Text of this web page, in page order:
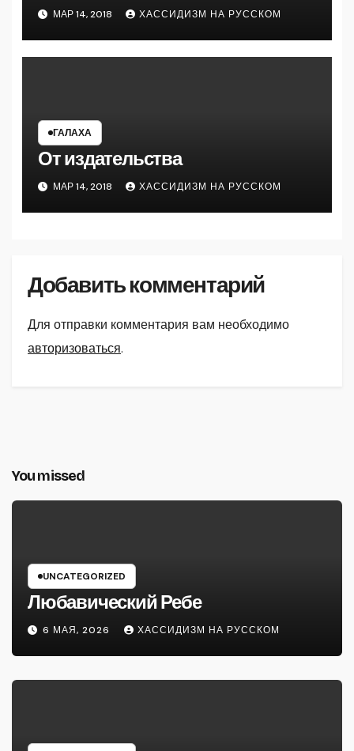
МАР 14, 2018 ХАССИДИЗМ НА РУССКОМ
ГАЛАХА
От издательства
МАР 14, 2018 ХАССИДИЗМ НА РУССКОМ
Добавить комментарий
Для отправки комментария вам необходимо
авторизоваться.
You missed
UNCATEGORIZED
Любавический Ребе
6 МАЯ, 2026 ХАССИДИЗМ НА РУССКОМ